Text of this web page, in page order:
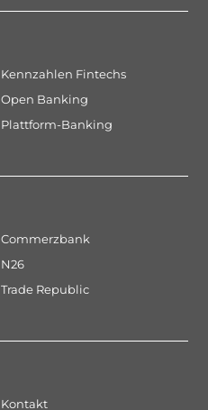
Kennzahlen Fintechs
Open Banking
Plattform-Banking
Commerzbank
N26
Trade Republic
Kontakt